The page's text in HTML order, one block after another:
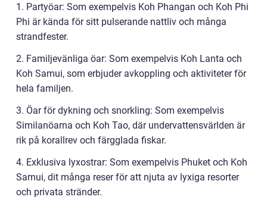
1. Partyöar: Som exempelvis Koh Phangan och Koh Phi
Phi är kända för sitt pulserande nattliv och många
strandfester.
2. Familjevänliga öar: Som exempelvis Koh Lanta och
Koh Samui, som erbjuder avkoppling och aktiviteter för
hela familjen.
3. Öar för dykning och snorkling: Som exempelvis
Similanöarna och Koh Tao, där undervattensvärlden är
rik på korallrev och färgglada fiskar.
4. Exklusiva lyxostrar: Som exempelvis Phuket och Koh
Samui, dit många reser för att njuta av lyxiga resorter
och privata stränder.